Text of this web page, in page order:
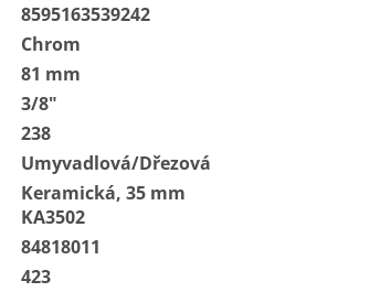
8595163539242
Chrom
81 mm
3/8"
238
Umyvadlová/Dřezová
Keramická, 35 mm
KA3502
84818011
423